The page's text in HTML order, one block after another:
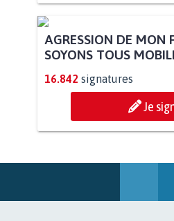
AGRESSION DE MON